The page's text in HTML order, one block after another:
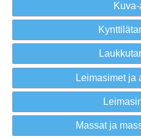
Leimasimet ja
Massat ja